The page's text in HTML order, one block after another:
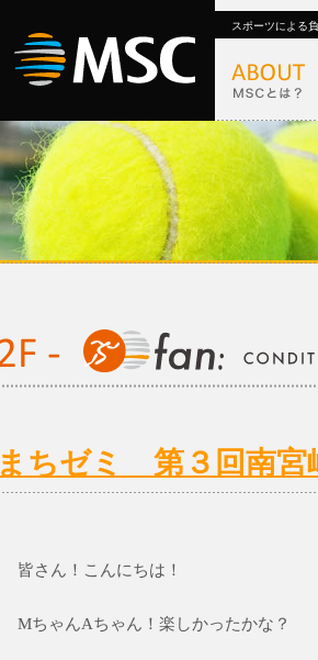
スポーツによる
まちゼミ 第３回南宮
皆さん！こんにちは！
MちゃんAちゃん！楽しかったかな？